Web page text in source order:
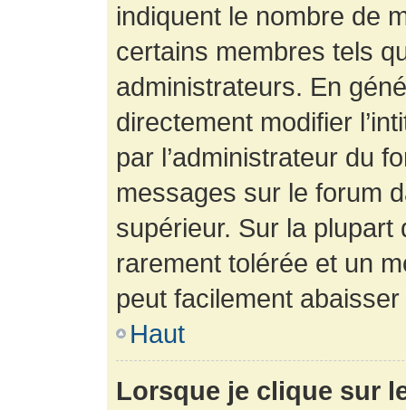
indiquent le nombre de
certains membres tels
administrateurs. En
directement modifier
par l’administrateur du
messages sur le forum
supérieur. Sur la
rarement tolérée et un
peut facilement
Haut
Lorsque je clique sur